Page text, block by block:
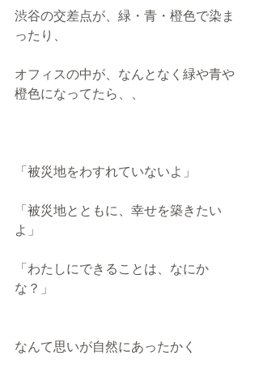
渋谷の交差点が、緑・青・橙色で染ま
ったり、
オフィスの中が、なんとなく緑や青や
橙色になってたら、、
「被災地をわすれていないよ」
「被災地とともに、幸せを築きたい
よ」
「わたしにできることは、なにか
な？」
なんて思いが自然にあったかく